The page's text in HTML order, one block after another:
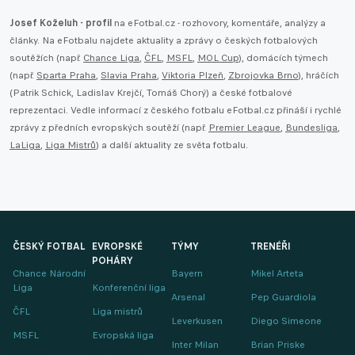
Josef Koželuh - profil na eFotbal.cz - rozhovory, komentáře, analýzy a
články. Na eFotbalu najdete aktuality a zprávy o českých fotbalových
soutěžích (např. Chance Liga, ČFL, MSFL, MOL Cup), domácích týmech
(např. Sparta Praha, Slavia Praha, Viktoria Plzeň, Zbrojovka Brno), hráčích
(Patrik Schick, Ladislav Krejčí, Tomáš Chorý) a české fotbalové
reprezentaci. Vedle informací z českého fotbalu eFotbal.cz přináší i rychlé
zprávy z předních evropských soutěží (např. Premier League, Bundesliga,
LaLiga, Liga Mistrů) a další aktuality ze světa fotbalu.
ČESKÝ FOTBAL
Chance Národní
Liga
ČFL
MSFL
EVROPSKÉ
POHÁRY
Konferenční liga
Liga mistrů
Evropská liga
TÝMY
Bayern
Arsenal
Leverkusen
Inter Milan
TRENÉŘI
Mikel Arteta
Pep Guardiola
Diego Simeone
Brian Priske